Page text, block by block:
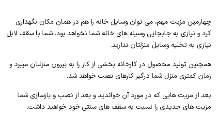
چهارمین مزیت مهم، می توان وسایل خانه را هم در همان مکان نگهداری
کرد و نیازی به جابجایی وسیله های خانه شما نخواهد بود. شما با سقف لابل
نیازی به تخلیه وسایل منزلتان ندارید.
همچنین تولید محصول در کارخانه بخشی از کار را به بیرون منزلتان میبرد و
زمان کمتری منزل شما درگیر کارهای نصب خواهد شد.
بعد از مزیت هایی که در مورد آن خواندید و بعد از نصب و بازسازی شما
مزیت های جدیدی را نسبت به سقف های سنتی خود خواهید داشت.